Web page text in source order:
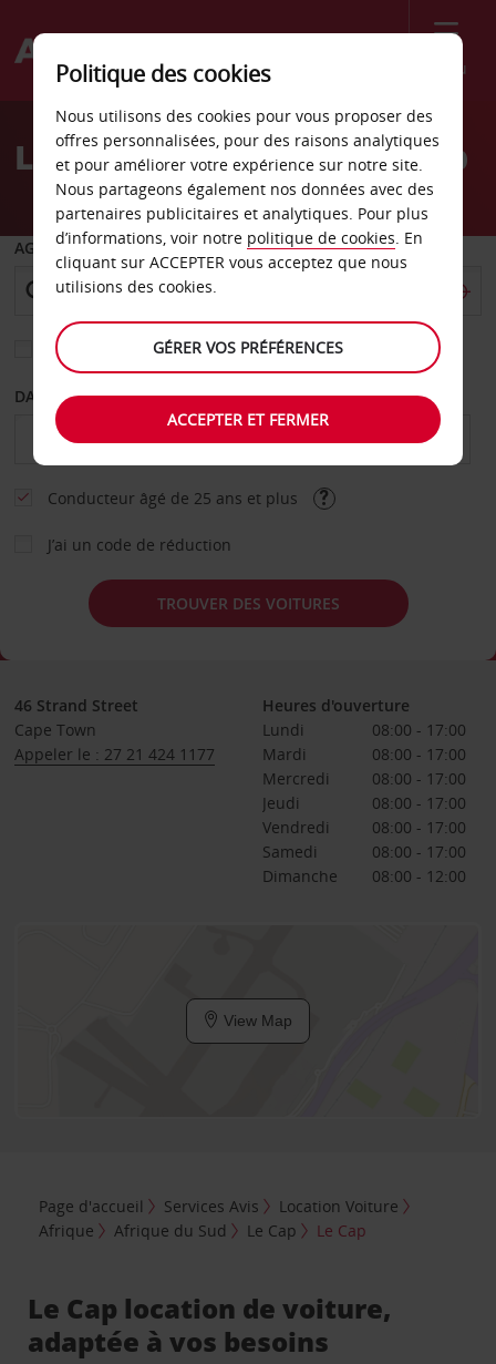
Menu
Welcome
AvisLocation de voiture Le Cap
AGENCE DE DÉPART
Sélectionnez une autre agence de retour
DATE DE DÉBUT DATE DE FIN
Conducteur âgé de 25 ans et plus
J’ai un code de réduction
TROUVER DES VOITURES
46 Strand Street
Cape Town
Appeler le : 27 21 424 1177
Heures d'ouverture
Lundi
08:00 - 17:00
Mardi
08:00 - 17:00
Mercredi
08:00 - 17:00
Jeudi
08:00 - 17:00
Vendredi
08:00 - 17:00
Samedi
08:00 - 17:00
Dimanche
08:00 - 12:00
View Map
Page d'accueil Services Avis
Location Voiture
Afrique
Afrique du Sud Le Cap Le Cap
Le Cap location de voiture,
adaptée à vos besoins
Politique des cookies
Nous utilisons des cookies pour vous proposer des
offres personnalisées, pour des raisons analytiques
et pour améliorer votre expérience sur notre site.
Nous partageons également nos données avec des
partenaires publicitaires et analytiques. Pour plus
d’informations, voir notre politique de cookies. En
cliquant sur ACCEPTER vous acceptez que nous
utilisions des cookies.
GÉRER VOS PRÉFÉRENCES
ACCEPTER ET FERMER